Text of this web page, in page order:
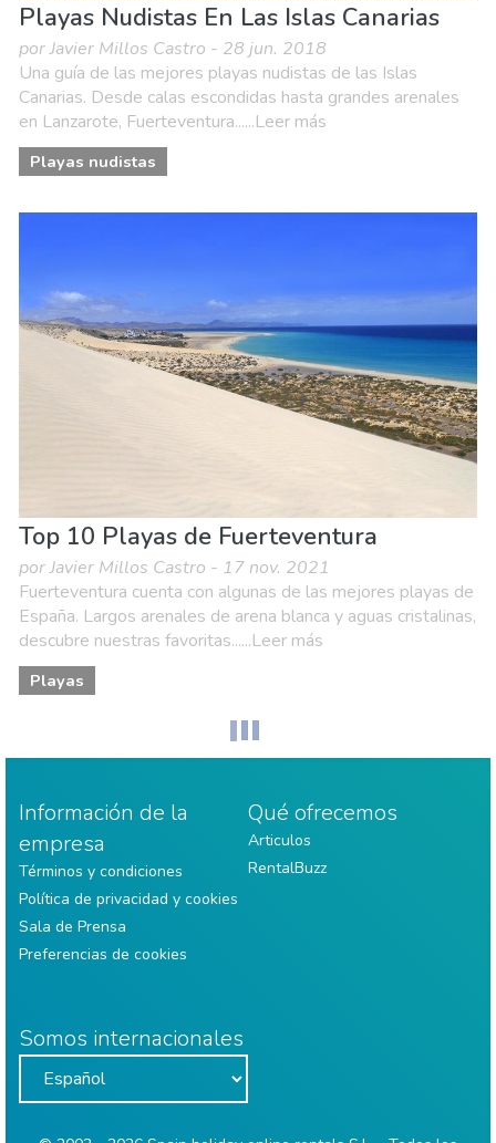
Playas Nudistas En Las Islas Canarias
por Javier Millos Castro - 28 jun. 2018
Una guía de las mejores playas nudistas de las Islas
Canarias. Desde calas escondidas hasta grandes arenales
en Lanzarote, Fuerteventura......Leer más
Playas nudistas
Top 10 Playas de Fuerteventura
por Javier Millos Castro - 17 nov. 2021
Fuerteventura cuenta con algunas de las mejores playas de
España. Largos arenales de arena blanca y aguas cristalinas,
descubre nuestras favoritas......Leer más
Playas
Información de la
empresa
Términos y condiciones
Política de privacidad y cookies
Sala de Prensa
Preferencias de cookies
Qué ofrecemos
Articulos
RentalBuzz
Somos internacionales